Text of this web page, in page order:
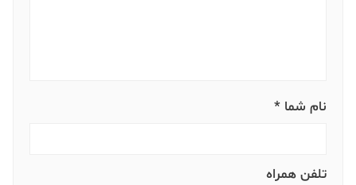
نام شما *
تلفن همراه